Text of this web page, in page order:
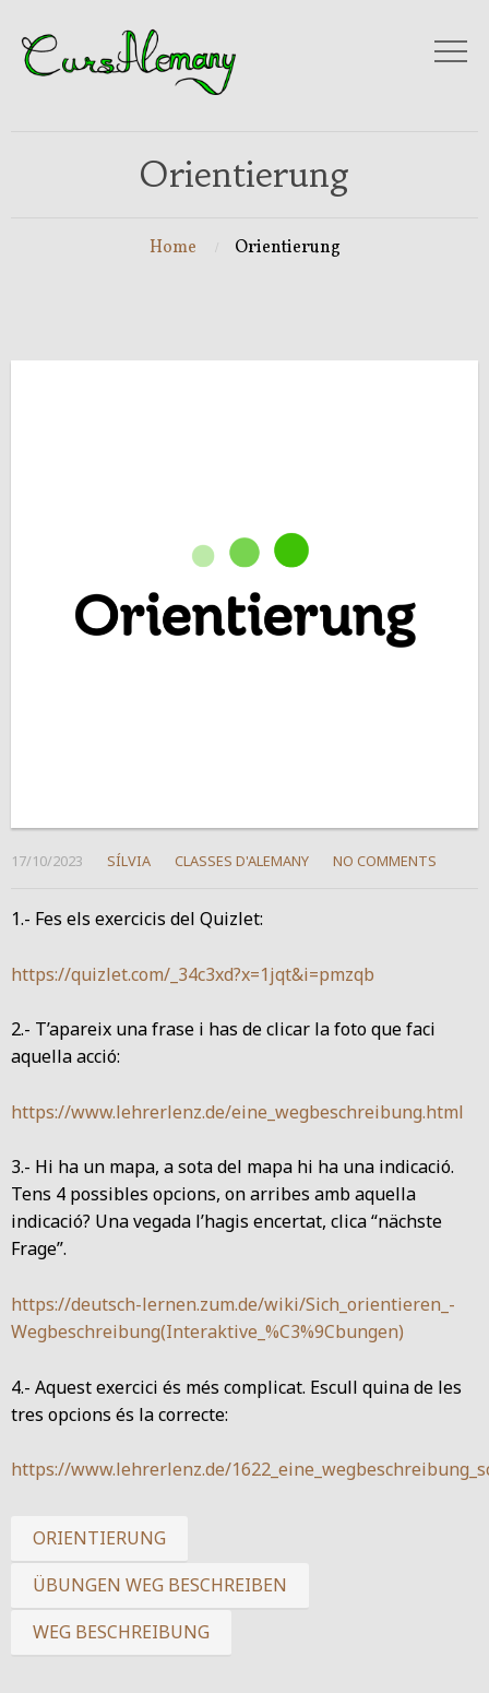
Orientierung
Home Orientierung
17/10/2023 SÍLVIA CLASSES D'ALEMANY NO COMMENTS
1.- Fes els exercicis del Quizlet:
https://quizlet.com/_34c3xd?x=1jqt&i=pmzqb
2.- T’apareix una frase i has de clicar la foto que faci
aquella acció:
https://www.lehrerlenz.de/eine_wegbeschreibung.html
3.- Hi ha un mapa, a sota del mapa hi ha una indicació.
Tens 4 possibles opcions, on arribes amb aquella
indicació? Una vegada l’hagis encertat, clica “nächste
Frage”.
https://deutsch-lernen.zum.de/wiki/Sich_orientieren_-
Wegbeschreibung(Interaktive_%C3%9Cbungen)
4.- Aquest exercici és més complicat. Escull quina de les
tres opcions és la correcte:
https://www.lehrerlenz.de/
ORIENTIERUNG
ÜBUNGEN WEG BESCHREIBEN
WEG BESCHREIBUNG